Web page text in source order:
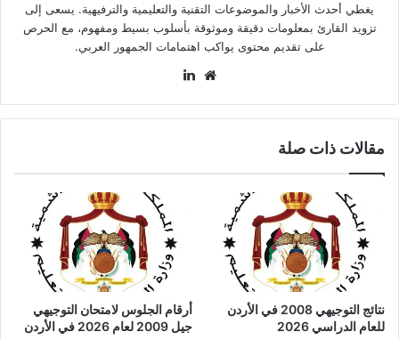
يغطي أحدث الأخبار والموضوعات التقنية والتعليمية والترفيهية. يسعى إلى
تزويد القارئ بمعلومات دقيقة وموثوقة بأسلوب بسيط ومفهوم، مع الحرص
على تقديم محتوى يواكب اهتمامات الجمهور العربي.
موقع
مقالات ذات صلة
نتائج التوجيهي 2008 في الأردن
للعام الدراسي 2026
أرقام الجلوس لامتحان التوجيهي
جيل 2009 لعام 2026 في الأردن